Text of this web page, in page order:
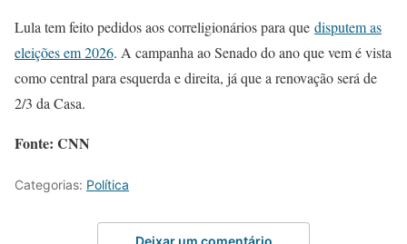
Lula tem feito pedidos aos correligionários para que disputem as
eleições em 2026. A campanha ao Senado do ano que vem é vista
como central para esquerda e direita, já que a renovação será de
2/3 da Casa.
Fonte: CNN
Categorias: Política